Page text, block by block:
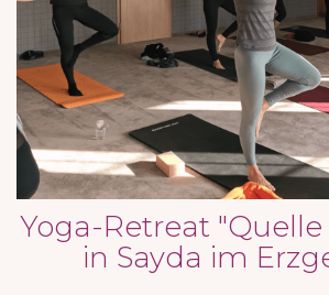
Yoga-Retreat
in Sayda im